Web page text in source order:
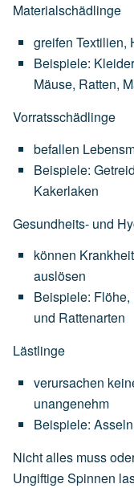
Materialschädlinge
greifen Textilien,
Beispiele:
Mäuse, Ratten,
Vorratsschädlinge
befallen
Beispiele:
Kakerlaken
Gesundheits- und
können
auslösen
Beispiele: Flöhe,
und Rattenarten
Lästlinge
verursachen
unangenehm
Beispiele:
Nicht alles muss
Ungiftige Spinnen